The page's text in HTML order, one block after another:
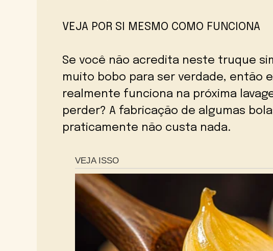
VEJA POR SI MESMO COMO FUNCIONA
Se você não acredita neste truque
muito bobo para ser verdade, então
realmente funciona na próxima
perder? A fabricação de algumas
praticamente não custa nada.